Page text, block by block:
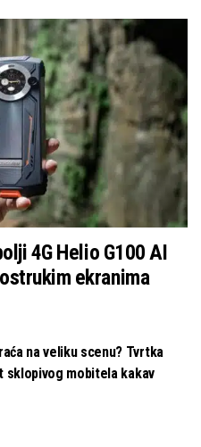
4G Helio G100 AI
ekranima
na veliku scenu? Tvrtka
sklopivog mobitela kakav